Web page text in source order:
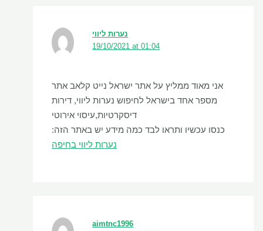
נערות ליווי
19/10/2021 at 01:04
אני מאוד ממליץ על אתר ישראל נייט קלאב אתר
מספר אחד בישראל לחיפוש נערות ליווי, דירות
דיסקרטיות,עיסוי אירוטי
כנסו עכשיו ותראו לבד כמה מידע יש באתר הזה:
נערות ליווי בחיפה
aimtnc1996